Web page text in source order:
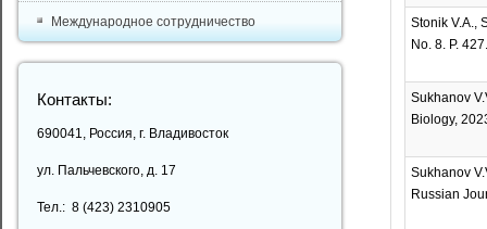
Stonik V.A.,
No. 8. P. 427.
Sukhanov
Biology,
Sukhanov
Russian
Международное сотрудничество
Контакты:
690041, Россия, г. Владивосток
ул. Пальчевского, д. 17
Тел.: 8 (423) 2310905